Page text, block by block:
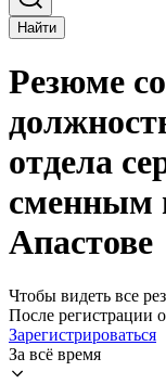
Найти
Резюме
отдела
сменным
Апастове
Чтобы видеть все
После регистрации
Зарегистрироваться
За всё время